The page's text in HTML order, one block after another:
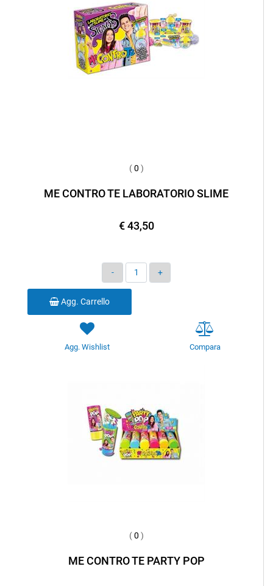
(0 )
ME CONTRO TE LABORATORIO SLIME
€ 43,50
Quantità
Agg. Carrello
Agg. Wishlist Compara
(0 )
ME CONTRO TE PARTY POP